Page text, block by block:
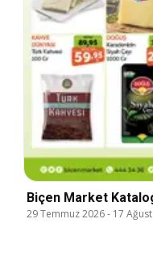
Biçen Market
29 Temmuz 2026- 17